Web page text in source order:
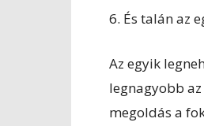
6. És talán az
Az egyik
legnagyobb
megoldás a